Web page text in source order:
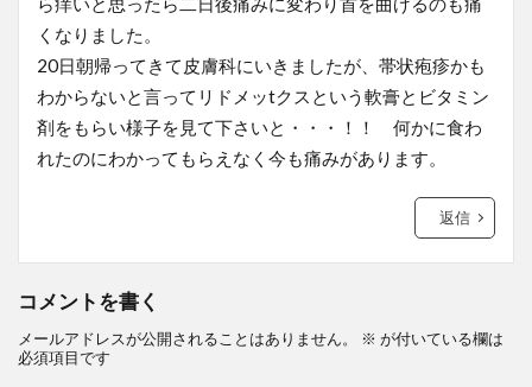
くなりました。
20日朝帰ってきて皮膚科にいきましたが、帯状疱疹かも
わからないと言ってリドメッtクスという軟膏とビタミン
剤をもらい様子を見て下さいと・・・！！ 何かに食わ
れたのにわかってもらえなく今も痛みがあります。
返信
コメントを書く
メールアドレスが公開されることはありません。 ※ が付いている欄は
必須項目です